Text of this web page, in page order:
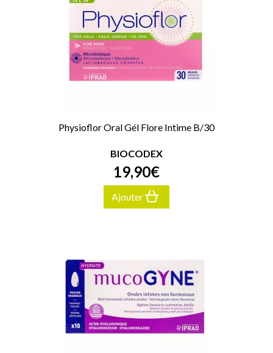
Physioflor Oral Gél Flore Intime B/30
BIOCODEX
19,90€
Ajouter